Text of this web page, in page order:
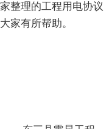
整理的工程用电协议
家有所帮助。